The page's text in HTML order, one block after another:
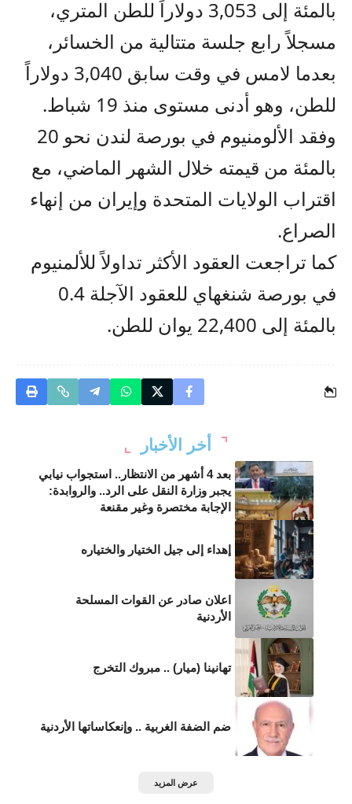
بالمئة إلى 3,053 دولاراً للطن المتري،
مسجلاً رابع جلسة متتالية من الخسائر،
بعدما لامس في وقت سابق 3,040 دولاراً
للطن، وهو أدنى مستوى منذ 19 شباط.
وفقد الألومنيوم في بورصة لندن نحو 20
بالمئة من قيمته خلال الشهر الماضي، مع
اقتراب الولايات المتحدة وإيران من إنهاء
الصراع.
كما تراجعت العقود الأكثر تداولاً للألمنيوم
في بورصة شنغهاي للعقود الآجلة 0.4
بالمئة إلى 22,400 يوان للطن.
أخر الأخبار
بعد 4 أشهر من الانتظار.. استجواب نيابي
يجبر وزارة النقل على الرد.. والروابدة:
الإجابة مختصرة وغير مقنعة
إهداء إلى جيل الختيار والختياره
اعلان صادر عن القوات المسلحة
الأردنية
تهانينا (ميار) .. مبروك التخرج
ضم الضفة الغربية .. وإنعكاساتها الأردنية
عرض المزيد